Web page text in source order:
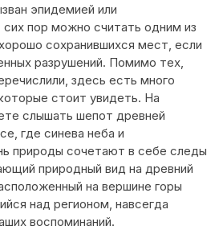
эпидемией или
пор можно считать одним из
сохранившихся мест, если
разрушений. Помимо тех,
здесь есть много
стоит увидеть. На
слышать шепот древней
где синева неба и
природы сочетают в себе следы
природный вид на древний
на вершине горы
над регионом, навсегда
воспоминаний.